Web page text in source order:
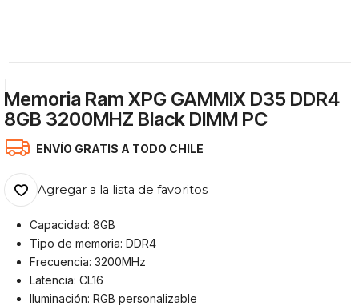
Memoria Ram XPG GAMMIX D35 DDR4
8GB 3200MHZ Black DIMM PC
ENVÍO GRATIS A TODO CHILE
Agregar a la lista de favoritos
Capacidad: 8GB
Tipo de memoria: DDR4
Frecuencia: 3200MHz
Latencia: CL16
Iluminación: RGB personalizable